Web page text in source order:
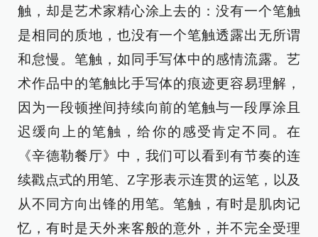
触，却是艺术家精心涂上去的：没有一个笔触
是相同的质地，也没有一个笔触透露出无所谓
和怠慢。笔触，如同手写体中的感情流露。艺
术作品中的笔触比手写体的痕迹更容易理解，
因为一段顿挫间持续向前的笔触与一段厚涂且
迟缓向上的笔触，给你的感受肯定不同。在
《辛德勒餐厅》中，我们可以看到有节奏的连
续戳点式的用笔、Z字形表示连贯的运笔，以及
从不同方向出锋的用笔。笔触，有时是肌肉记
忆，有时是天外来客般的意外，并不完全受理